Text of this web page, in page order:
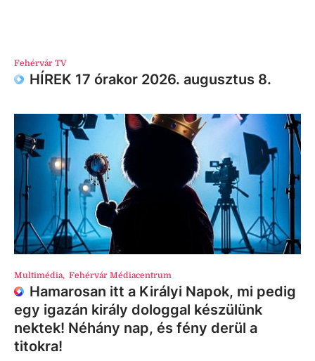
Fehérvár TV
HÍREK 17 órakor 2026. augusztus 8.
Multimédia, Fehérvár Médiacentrum
Hamarosan itt a Királyi Napok, mi pedig
egy igazán király dologgal készülünk
nektek! Néhány nap, és fény derül a
titokra!